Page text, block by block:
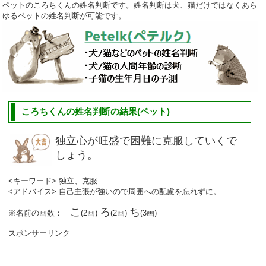
ペットのころちくんの姓名判断です。姓名判断は犬、猫だけではなくあら
ゆるペットの姓名判断が可能です。
ころちくんの姓名判断の結果(ペット)
独立心が旺盛で困難に克服していくで
しょう。
<キーワード> 独立、克服
<アドバイス> 自己主張が強いので周囲への配慮を忘れずに。
※名前の画数： こ(2画) ろ(2画) ち(3画)
スポンサーリンク